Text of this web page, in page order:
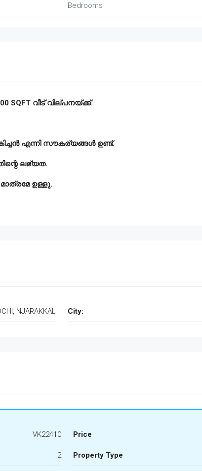
Bedrooms
SQFT വീട് വില്പനയ്ക്ക്.
എന്നി സൗകര്യങ്ങൾ ഉണ്ട്.
ലഭ്യത.
മാത്രമേ ഉള്ളു.
NJARAKKAL City:
VK22410 Price
2 Property Type